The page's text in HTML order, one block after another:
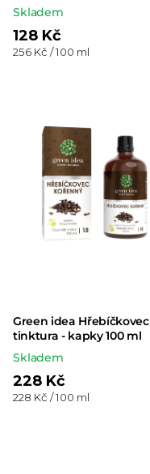
Průměrné
hodnocení
produktu
hvězdiček.
Skladem
128 Kč
Měrná
256 Kč / 100 ml
Green idea Hřebíčkovec
tinktura - kapky 100 ml
Skladem
228 Kč
Měrná
228 Kč / 100 ml